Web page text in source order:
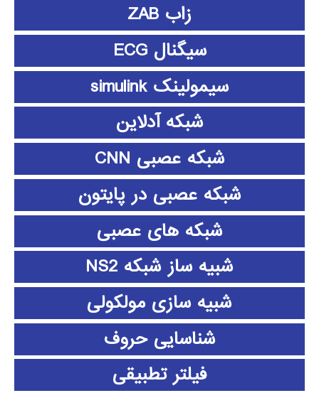
زاب ZAB
سیگنال ECG
سیمولینک simulink
شبکه آدلاین
شبکه عصبی CNN
شبکه عصبی در پایتون
شبکه های عصبی
شبیه ساز شبکه NS2
شبیه سازی مولکولی
شناسایی حروف
فیلتر تطبیقی